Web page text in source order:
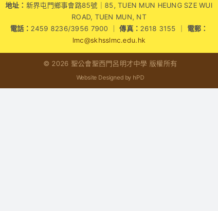
學生成就與學校活動
我們的聯繫
入學資訊
下載區
地址： 新界屯門鄉事會路85號｜85, TUEN MUN HEUNG SZE WUI
ROAD, TUEN MUN, NT
電話： 2459 8236/3956 7900 ｜傳真： 2618 3155 ｜ 電郵：
lmc@skhsslmc.edu.hk
© 2026 聖公會聖西門呂明才中學 版權所有
Website Designed by hPD